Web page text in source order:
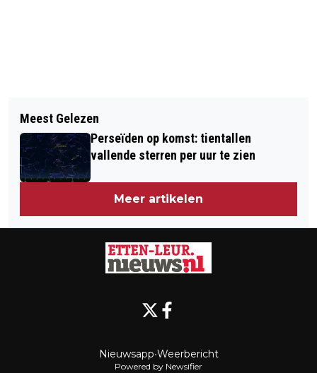
WEEKVERWACHTING: ZACHTER NA
WINTERS WEEKEND
DE IMPACT VAN STRESS OP JE
ADEMHALING, HOE WEET JE OF JE
HYPERVENTILEERT?
Meest Gelezen
Perseïden op komst: tientallen
vallende sterren per uur te zien
Meer artikelen
Nieuwsapp•Weerbericht
Powered by Newsifier